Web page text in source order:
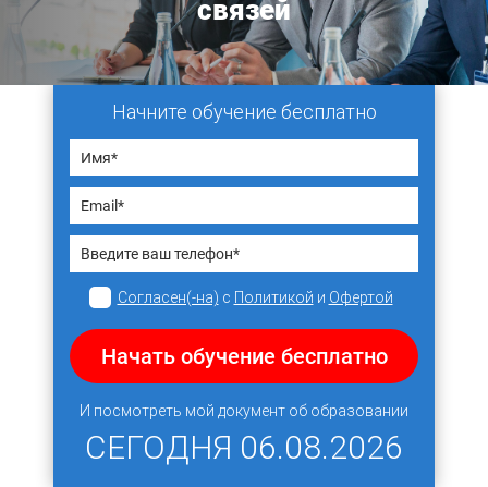
связей
Начните обучение бесплатно
Согласен(-на) с Политикой и Офертой
Начать обучение бесплатно
И посмотреть мой документ об образовании
СЕГОДНЯ 06.08.2026